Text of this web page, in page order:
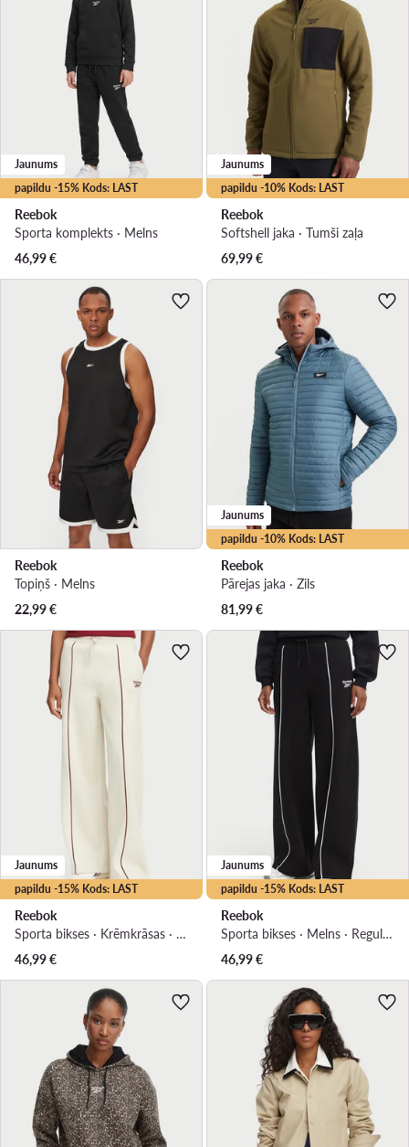
papildu -15% Kods: LAST
Jaunums
Reebok
Sporta komplekts · Melns
46,99€
papildu -10% Kods: LAST
Jaunums
Reebok
Softshell jaka · Tumši zaļa
69,99€
Reebok
Topiņš · Melns
22,99€
papildu -10% Kods: LAST
Jaunums
Reebok
Pārejas jaka · Zils
81,99€
papildu -15% Kods: LAST
Jaunums
Reebok
Sporta bikses · Krēmkrāsas · Regular Fit
46,99€
papildu -15% Kods: LAST
Jaunums
Reebok
Sporta bikses · Melns · Regular Fit
46,99€